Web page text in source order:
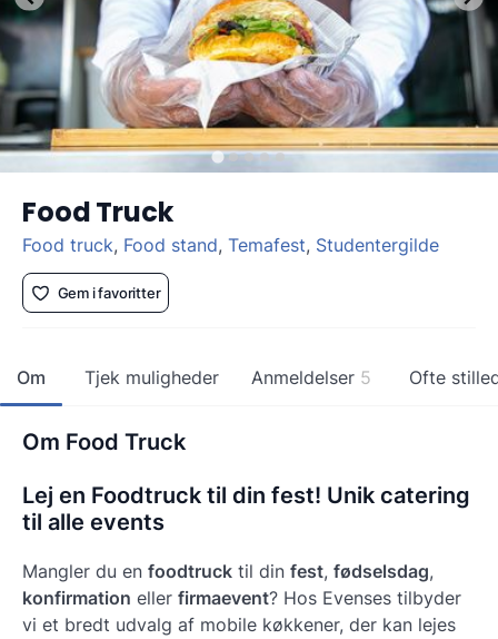
Food Truck
Food truck, Food stand, Temafest, Studentergilde
Gem i favoritter
Om Tjek muligheder Anmeldelser 5 Ofte
Om Food Truck
Lej en Foodtruck til din fest! Unik catering
til alle events
Mangler du en foodtruck til din fest, fødselsdag,
konfirmation eller firmaevent? Hos Evenses tilbyder
vi et bredt udvalg af mobile køkkener, der kan lejes